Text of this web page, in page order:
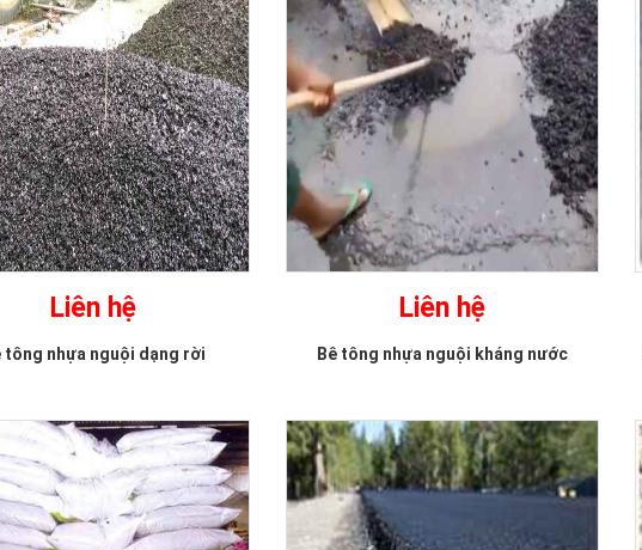
Liên hệ
tông nhựa nguội dạng rời
Liên hệ
Bê tông nhựa nguội kháng nước
Bê tông nhựa nguội
kháng nước
Liên hệ
Matit chèn khe
Liên hệ